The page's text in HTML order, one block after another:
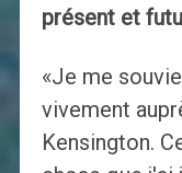
présent et
«Je me
vivement
Kensington.